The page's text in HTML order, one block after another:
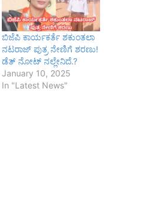
ಬಿಜೆಪಿ ಕಾರ್ಯಕರ್ತೆ ಶಕುಂತಲಾ
ನಟರಾಜ್ ಪುತ್ರ ನೇಣಿಗೆ ಶರಣು!
ಡೆತ್ ನೋಟ್‌ ನಲ್ಲೇನಿದೆ.?
January 10, 2025
In "Latest News"